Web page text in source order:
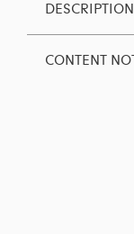
DESCRIPTION
CONTENT